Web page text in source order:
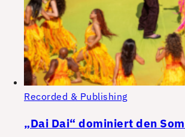
Recorded & Publishing
„Dai Dai“ dominiert den